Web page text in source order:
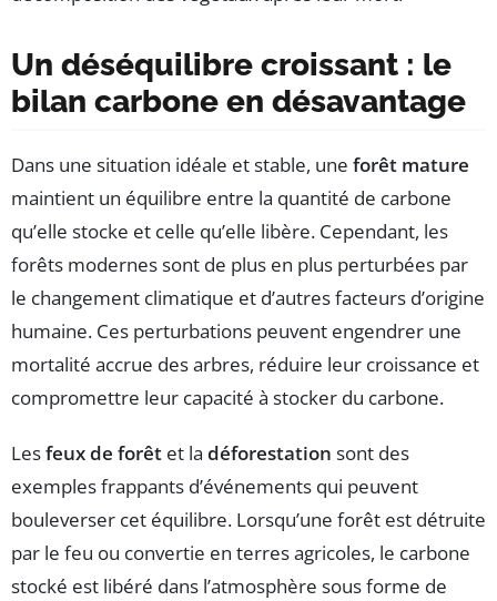
Un déséquilibre croissant : le
bilan carbone en désavantage
Dans une situation idéale et stable, une forêt mature
maintient un équilibre entre la quantité de carbone
qu’elle stocke et celle qu’elle libère. Cependant, les
forêts modernes sont de plus en plus perturbées par
le changement climatique et d’autres facteurs d’origine
humaine. Ces perturbations peuvent engendrer une
mortalité accrue des arbres, réduire leur croissance et
compromettre leur capacité à stocker du carbone.
Lesfeux de forêt et la déforestation sont des
exemples frappants d’événements qui peuvent
bouleverser cet équilibre. Lorsqu’une forêt est détruite
par le feu ou convertie en terres agricoles, le carbone
stocké est libéré dans l’atmosphère sous forme de